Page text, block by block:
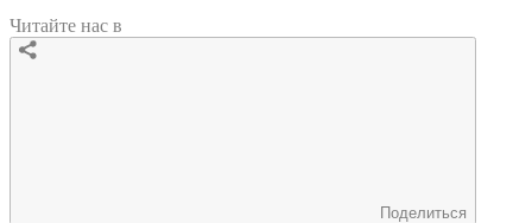
Читайте нас в
Поделиться